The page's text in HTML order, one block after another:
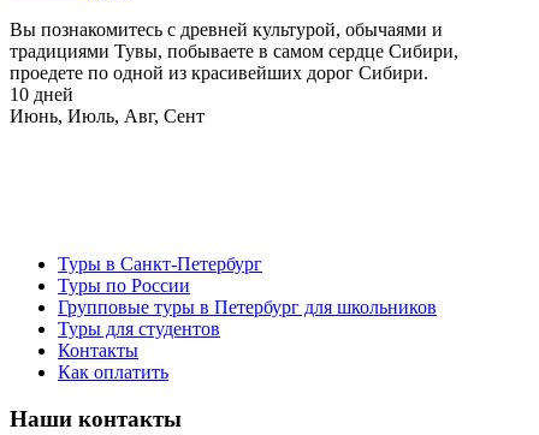
Вы познакомитесь с древней культурой, обычаями и
традициями Тувы, побываете в самом сердце Сибири,
проедете по одной из красивейших дорог Сибири.
10 дней
Июнь, Июль, Авг, Сент
Туры в Санкт-Петербург
Туры по России
Групповые туры в Петербург для школьников
Туры для студентов
Контакты
Как оплатить
Наши контакты